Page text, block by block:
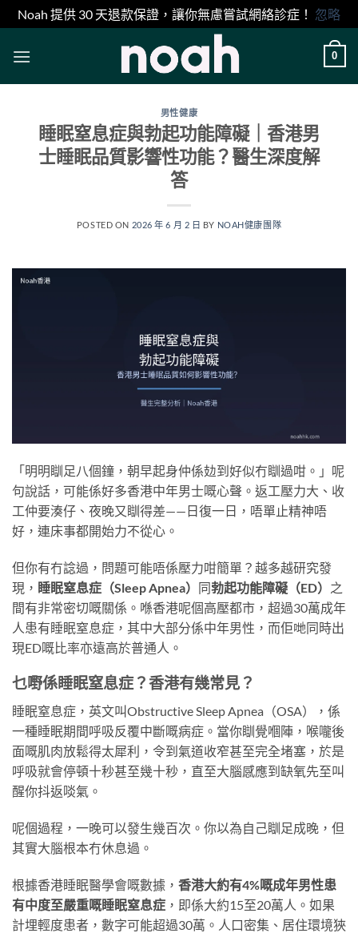
Noah 提供 30 天退款保證，讓你無慮嘗試網絡診症！ 忽略
0
男性健康
睡眠窒息症與勃起功能障礙｜香港男
士睡眠品質影響性功能？醫生深度解
答
POSTED ON 2026 年 6 月 2 日 BY NOAH健康團隊
「明明瞓足八個鐘，朝早起身仲係攰到好似冇瞓過咁。」呢
句說話，可能係好多香港中年男士嘅心聲。返工壓力大、收
工仲要湊仔、夜晚又瞓得差——日復一日，唔單止精神唔
好，連床事都開始力不從心。
但你有冇諗過，問題可能唔係壓力咁簡單？越多越研究發
現， 睡眠窒息症（Sleep Apnea） 同勃起功能障礙（ED） 之
間有非常密切嘅關係。喺香港呢個高壓都市，超過30萬成年
人患有睡眠窒息症，其中大部分係中年男性，而佢哋同時出
現ED嘅比率亦遠高於普通人。
乜嘢係睡眠窒息症？香港有幾常見？
睡眠窒息症，英文叫Obstructive Sleep Apnea（OSA），係
一種睡眠期間呼吸反覆中斷嘅病症。當你瞓覺嗰陣，喉嚨後
面嘅肌肉放鬆得太犀利，令到氣道收窄甚至完全堵塞，於是
呼吸就會停頓十秒甚至幾十秒，直至大腦感應到缺氧先至叫
醒你抖返啖氣。
呢個過程，一晚可以發生幾百次。你以為自己瞓足成晚，但
其實大腦根本冇休息過。
根據香港睡眠醫學會嘅數據， 香港大約有4%嘅成年男性患
有中度至嚴重嘅睡眠窒息症 ，即係大約15至20萬人。如果
計埋輕度患者，數字可能超過30萬。人口密集、居住環境狹